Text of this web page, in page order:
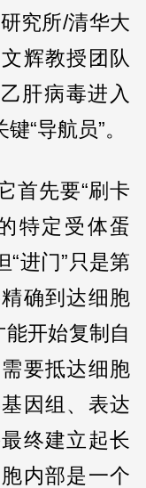
究所/清华大
辉教授团队
肝病毒进入
“导航员”。
首先要“刷卡
特定受体蛋
进门”只是第
确到达细胞
能开始复制自
要抵达细胞
因组、表达
终建立起长
内部是一个